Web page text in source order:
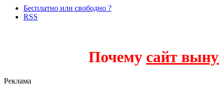
Бесплатно или свободно ?
RSS
Почему сайт
Реклама